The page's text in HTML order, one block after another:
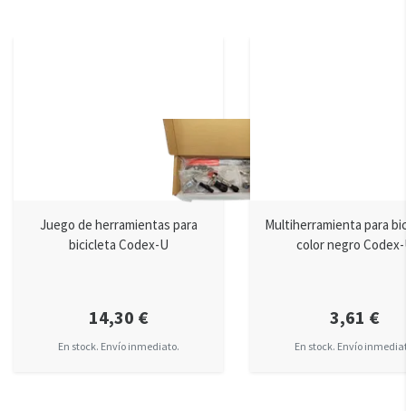
Juego de herramientas para
bicicleta Codex-U
14,30 €
En stock. Envío inmediato.
Multiherramienta para
color negro
3,61 €
En stock. Envío